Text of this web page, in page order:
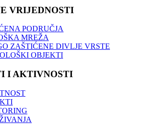
VRIJEDNOSTI
PODRUČJA
MREŽA
ZAŠTIĆENE DIVLJE VRSTE
OBJEKTI
I AKTIVNOSTI